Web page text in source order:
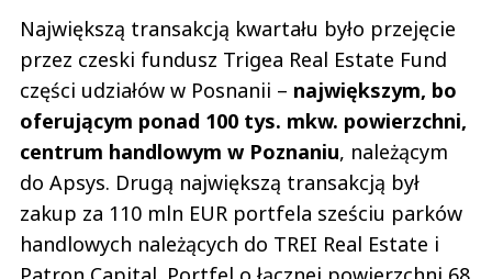
Największą transakcją kwartału było przejęcie
przez czeski fundusz Trigea Real Estate Fund
części udziałów w Posnanii – największym, bo
oferującym ponad 100 tys. mkw. powierzchni,
centrum handlowym w Poznaniu, należącym
do Apsys. Drugą największą transakcją był
zakup za 110 mln EUR portfela sześciu parków
handlowych należących do TREI Real Estate i